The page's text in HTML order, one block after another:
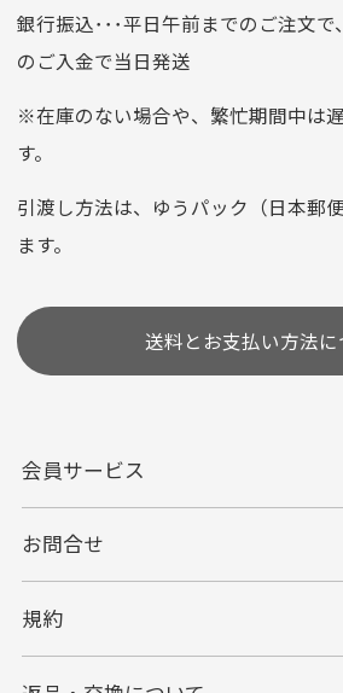
クレジットカード
選びいただけない場合がございます。
代金引換
代引手数料一律400円
銀行振込･･･平日午前までのご注文
のご入金で当日発送
※在庫のない場合や、繁忙期間中は
す。
引渡し方法は、ゆうパック（日本郵
ます。
送料とお支払い方法に
会員サービス
お問合せ
規約